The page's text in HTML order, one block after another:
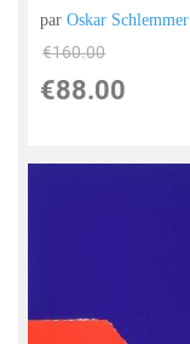
parOskar Schlemmer
€160.00
€88.00